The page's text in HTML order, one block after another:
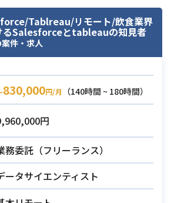
Pythonなどを利用した基本的なプ
グラミング知識
オペレーション効率化、自動化業
顧客折衝の経験
細は面談時にお話しいたしま
。
案件内容】
めの顧客コミュニケーション
ォーマットやテキストの整形
データ分析プログラム実行,アルゴ
ズムのパラメータ調整
データ分析の結果集計(SQL集計、
ポートまとめ)
シュミレーションBPO業務
Tablreau/リモート/飲食業界
るSalesforceとtableauの知見者
案件・求人
830,000円/月
（140時間 ~ 180時間）
円
務委託（フリーランス）
ータサイエンティスト